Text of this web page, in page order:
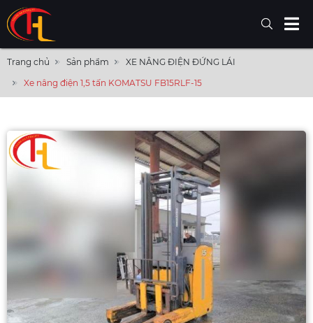
Trang chủ Sản phẩm
XE NÂNG ĐIỆN ĐỨNG LÁI
Xe nâng điện 1,5 tấn KOMATSU FB15RLF-15